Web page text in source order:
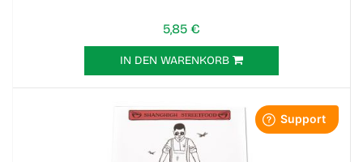
5,85 €
IN DEN WARENKORB